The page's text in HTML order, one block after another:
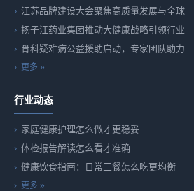
江苏品牌建设大会聚焦高质量发展与全球
扬子江药业集团推动大健康战略引领行业
骨科疑难病公益援助启动，专家团队助力
更多 »
行业动态
家庭健康护理怎么做才更稳妥
体检报告解读怎么看才准确
健康饮食指南：日常三餐怎么吃更均衡
更多 »